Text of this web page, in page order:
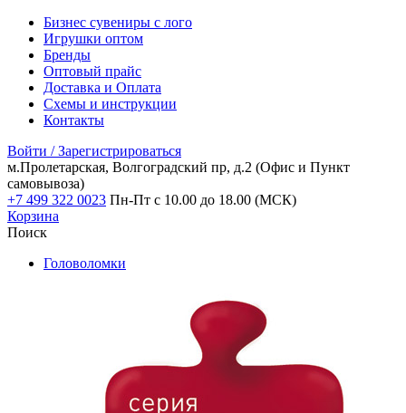
Бизнес сувениры с лого
Игрушки оптом
Бренды
Оптовый прайс
Доставка и Оплата
Схемы и инструкции
Контакты
Войти / Зарегистрироваться
м.Пролетарская, Волгоградский пр, д.2 (Офис и Пункт
самовывоза)
+7 499 322 0023 Пн-Пт с 10.00 до 18.00 (МСК)
Корзина
Поиск
Головоломки